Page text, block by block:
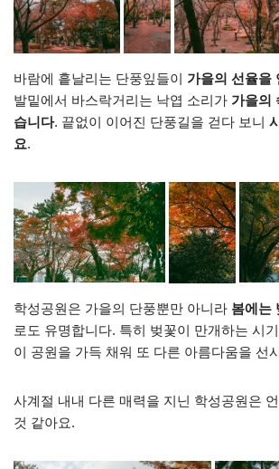
바람에 흩날리는 단풍잎들이 가을의 선율을
발밑에서 바스락거리는 낙엽 소리가 가을의
습니다. 끝없이 이어진 단풍길을 걷다 보니
요.
학성공원은 가을의 단풍뿐만 아니라 봄에는
로도 유명합니다. 특히 벚꽃이 만개하는 시
이 공원을 가득 채워 또 다른 아름다움을 선
사계절 내내 다른 매력을 지닌 학성공원은
것 같아요.